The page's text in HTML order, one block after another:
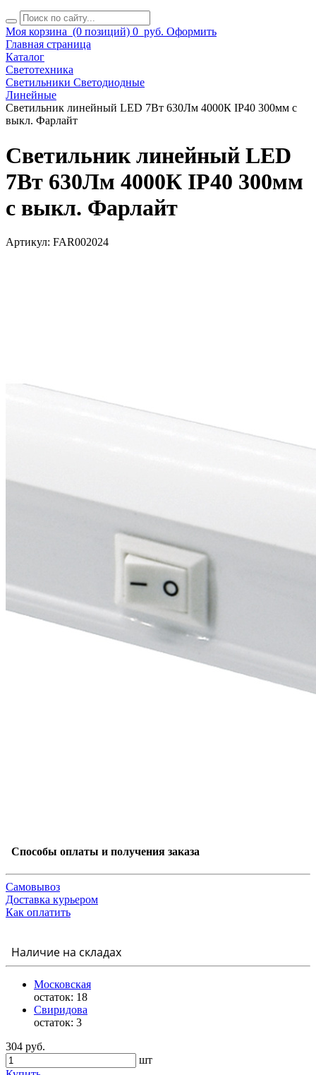
Моя корзина (0 позиций) 0 руб. Оформить
Главная страница
Каталог
Светотехника
Светильники Светодиодные
Линейные
Светильник линейный LED 7Вт 630Лм 4000К IP40 300мм с
выкл. Фарлайт
Светильник линейный LED
7Вт 630Лм 4000К IP40 300мм
с выкл. Фарлайт
Артикул: FAR002024
Способы оплаты и получения заказа
Самовывоз
Доставка курьером
Как оплатить
Наличие на складах
Московская
остаток: 18
Свиридова
остаток: 3
304 руб.
шт